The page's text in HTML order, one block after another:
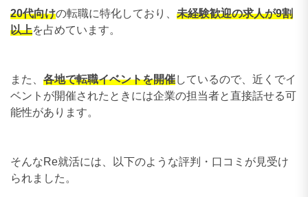
20代向けの転職に特化しており、 未経験歓迎の求人が9割
以上を占めています。
また、 各地で転職イベントを開催しているので、近くでイ
ベントが開催されたときには企業の担当者と直接話せる可
能性があります。
そんなRe就活には、以下のような評判・口コミが見受け
られました。